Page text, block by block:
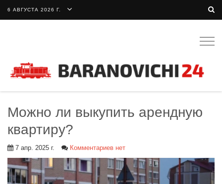
6 АВГУСТА 2026 Г.
Можно ли выкупить арендную
квартиру?
7 апр. 2025 г. Комментариев нет